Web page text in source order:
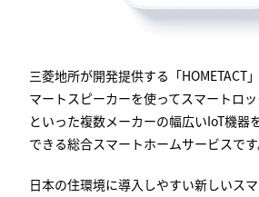
三菱地所が開発提供する「HOMETACT
マートスピーカーを使ってスマートロ
といった複数メーカーの幅広いIoT機器
できる総合スマートホームサービスです
日本の住環境に導入しやすい新しいス